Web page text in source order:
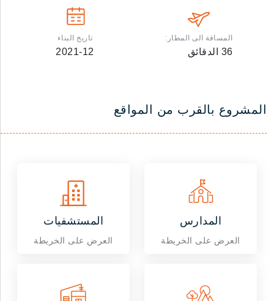
المسافة الى المطار:
36
الدقائق
تاريخ البناء
2021-12
المشروع بالقرب من المواقع
المستشفيات
العرض على الخريطة
المدارس
العرض على الخريطة